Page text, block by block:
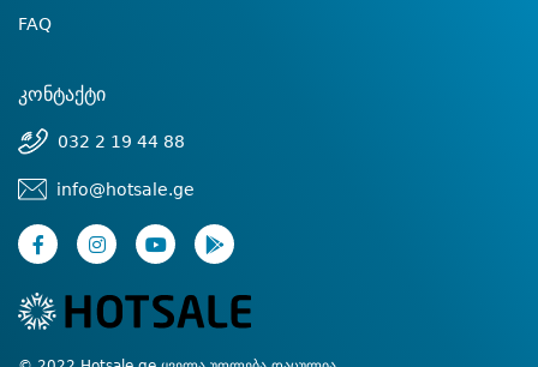
FAQ
კონტაქტი
032 2 19 44 88
info@hotsale.ge